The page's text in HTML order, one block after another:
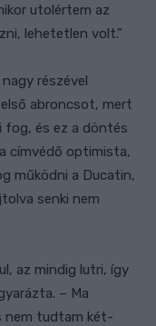
utolértem az
lehetetlen volt.”
részével
abroncsot, mert
fog, és ez a döntés
címvédő optimista,
működni a Ducatin,
senki nem
az mindig lutri, így
– Ma
nem tudtam két-